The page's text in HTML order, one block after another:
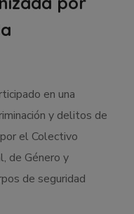
en una
y delitos de
el Colectivo
de Género y
de seguridad